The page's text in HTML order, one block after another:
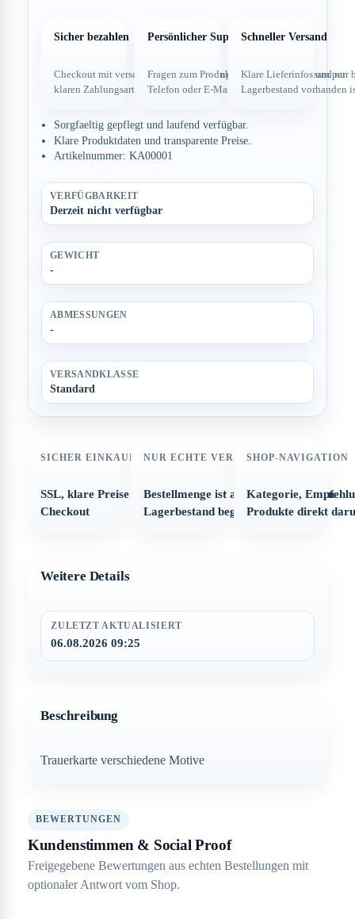
Sicher bezahlen
Checkout mit verschlüsselter Verbindung und
klaren Zahlungsarten.
Persönlicher Support
Fragen zum Produkt direkt über dein Team per
Telefon oder E-Mail.
Schneller Versand
Klare Lieferinfos und nur
Lagerbestand vorhanden
Sorgfaeltig gepflegt und laufend verfügbar.
Klare Produktdaten und transparente Preise.
Artikelnummer: KA00001
VERFÜGBARKEIT
Derzeit nicht verfügbar
GEWICHT
-
ABMESSUNGEN
-
VERSANDKLASSE
Standard
SICHER EINKAUFEN
SSL, klare Preise und strukturierter
Checkout
NUR ECHTE VERFÜGBARKEIT
Bestellmenge ist automatisch auf den
Lagerbestand begrenzt
SHOP-NAVIGATION
Kategorie,
Produkte direkt
Weitere Details
ZULETZT AKTUALISIERT
06.08.2026 09:25
Beschreibung
Trauerkarte verschiedene Motive
BEWERTUNGEN
Kundenstimmen & Social Proof
Freigegebene Bewertungen aus echten Bestellungen mit
optionaler Antwort vom Shop.